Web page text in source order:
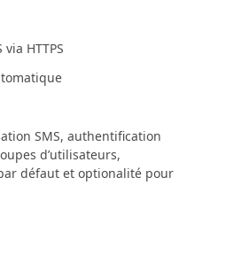
HTTPS
SMS, authentification
d’utilisateurs,
défaut et optionalité pour